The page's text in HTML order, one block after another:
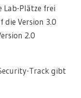
Lab-Plätze frei
die Version 3.0
2.0
Track gibt